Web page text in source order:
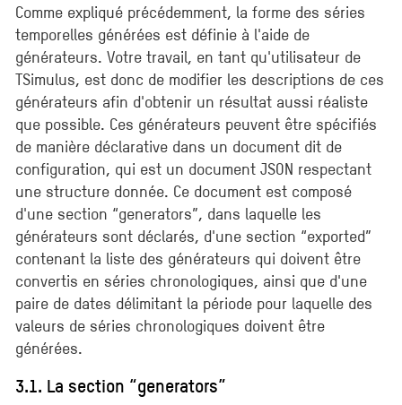
Comme expliqué précédemment, la forme des séries
temporelles générées est définie à l'aide de
générateurs. Votre travail, en tant qu'utilisateur de
TSimulus, est donc de modifier les descriptions de ces
générateurs afin d'obtenir un résultat aussi réaliste
que possible. Ces générateurs peuvent être spécifiés
de manière déclarative dans un document dit de
configuration, qui est un document JSON respectant
une structure donnée. Ce document est composé
d'une section “generators”, dans laquelle les
générateurs sont déclarés, d'une section “exported”
contenant la liste des générateurs qui doivent être
convertis en séries chronologiques, ainsi que d'une
paire de dates délimitant la période pour laquelle des
valeurs de séries chronologiques doivent être
générées.
3.1. La section “generators”